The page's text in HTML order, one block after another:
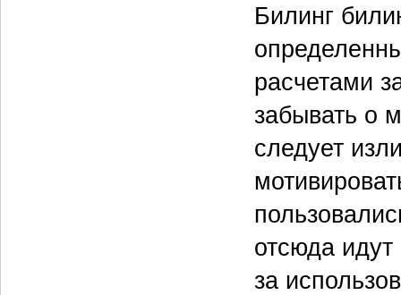
Билинг
расчетами
забывать о
следует
отсюда
за